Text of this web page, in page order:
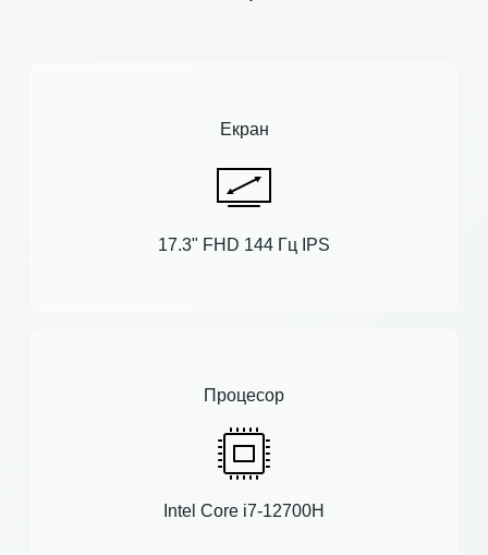
Екран
17.3" FHD 144 Гц IPS
Процесор
Intel Core i7-12700H